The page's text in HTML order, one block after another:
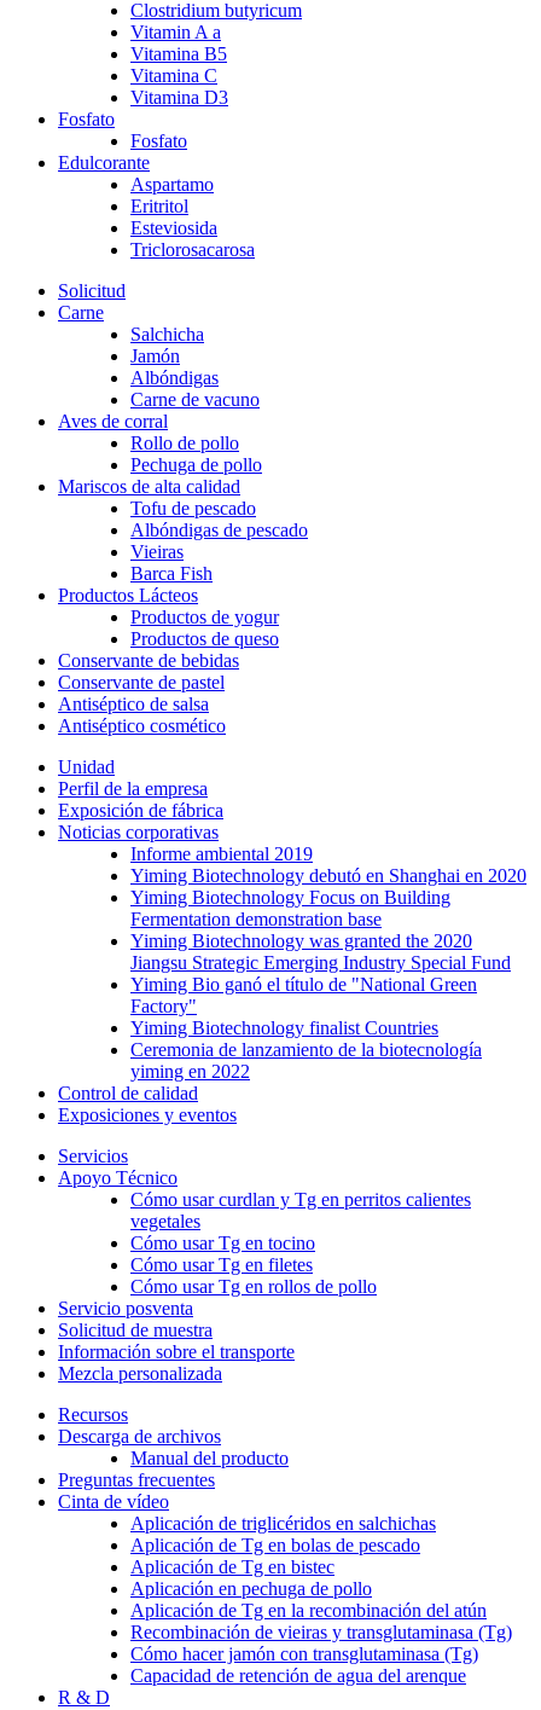
Clostridium butyricum
Vitamin A a
Vitamina B5
Vitamina C
Vitamina D3
Fosfato
Fosfato
Edulcorante
Aspartamo
Eritritol
Esteviosida
Triclorosacarosa
Solicitud
Carne
Salchicha
Jamón
Albóndigas
Carne de vacuno
Aves de corral
Rollo de pollo
Pechuga de pollo
Mariscos de alta calidad
Tofu de pescado
Albóndigas de pescado
Vieiras
Barca Fish
Productos Lácteos
Productos de yogur
Productos de queso
Conservante de bebidas
Conservante de pastel
Antiséptico de salsa
Antiséptico cosmético
Unidad
Perfil de la empresa
Exposición de fábrica
Noticias corporativas
Informe ambiental 2019
Yiming Biotechnology debutó en Shanghai en 2020
Yiming Biotechnology Focus on Building
Fermentation demonstration base
Yiming Biotechnology was granted the 2020
Jiangsu Strategic Emerging Industry Special Fund
Yiming Bio ganó el título de "National Green
Factory"
Yiming Biotechnology finalist Countries
Ceremonia de lanzamiento de la biotecnología
yiming en 2022
Control de calidad
Exposiciones y eventos
Servicios
Apoyo Técnico
Cómo usar curdlan y Tg en perritos calientes
vegetales
Cómo usar Tg en tocino
Cómo usar Tg en filetes
Cómo usar Tg en rollos de pollo
Servicio posventa
Solicitud de muestra
Información sobre el transporte
Mezcla personalizada
Recursos
Descarga de archivos
Manual del producto
Preguntas frecuentes
Cinta de vídeo
Aplicación de triglicéridos en salchichas
Aplicación de Tg en bolas de pescado
Aplicación de Tg en bistec
Aplicación en pechuga de pollo
Aplicación de Tg en la recombinación del atún
Recombinación de vieiras y transglutaminasa (Tg)
Cómo hacer jamón con transglutaminasa (Tg)
Capacidad de retención de agua del arenque
R & D